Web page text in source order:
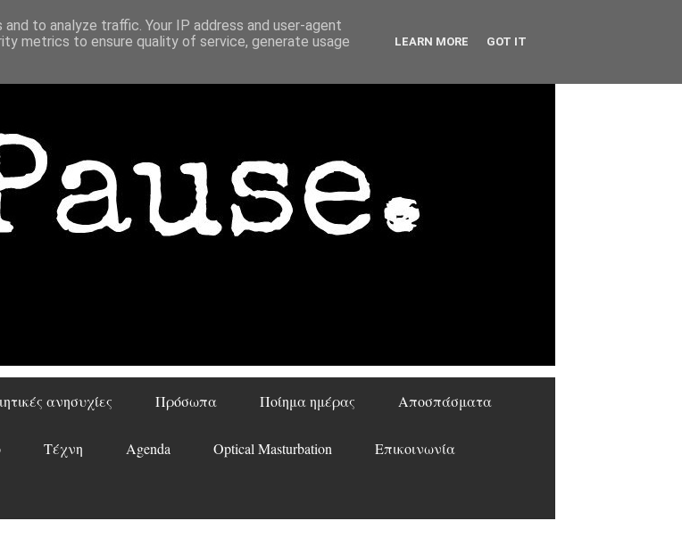
ανησυχίες Πρόσωπα Ποίημα ημέρας Αποσπάσματα
Τέχνη Agenda Optical Masturbation Επικοινωνία
to analyze traffic. Your IP address and user-agent
metrics to ensure quality of service, generate usage
LEARN MORE GOT IT